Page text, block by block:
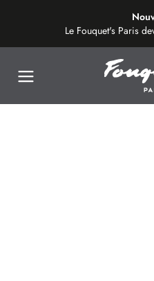
Le Fouquet's Paris
de la plus belle